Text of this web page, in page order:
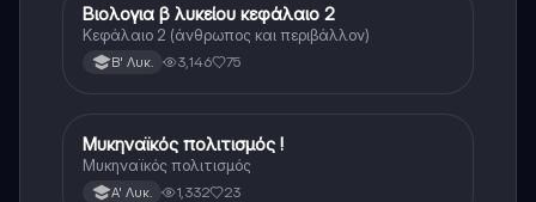
Βιολογία
Βιολογια β λυκείου κεφάλαιο 2
Κεφάλαιο 2 (άνθρωπος και περιβάλλον)
Β' Λυκ. 3,146 75
Ιστορία
Μυκηναϊκός πολιτισμός !
Μυκηναϊκός πολιτισμός
Α' Λυκ. 1,332 23